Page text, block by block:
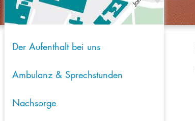
Der Aufenthalt bei uns
Ambulanz & Sprechstunden
Nachsorge